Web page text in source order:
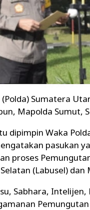
Sumatera
Mapolda Sumut,
dipimpin Waka
pasukan
proses
(Labusel) dan
Sabhara, Intelijen,
Pemungutan